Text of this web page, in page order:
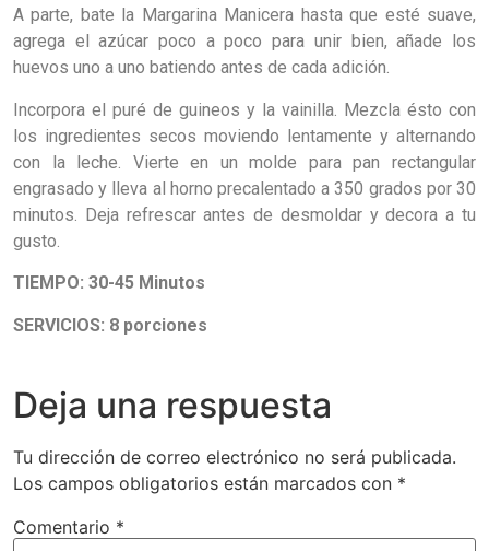
A parte, bate la Margarina Manicera hasta que esté suave,
agrega el azúcar poco a poco para unir bien, añade los
huevos uno a uno batiendo antes de cada adición.
Incorpora el puré de guineos y la vainilla. Mezcla ésto con
los ingredientes secos moviendo lentamente y alternando
con la leche. Vierte en un molde para pan rectangular
engrasado y lleva al horno precalentado a 350 grados por 30
minutos. Deja refrescar antes de desmoldar y decora a tu
gusto.
TIEMPO: 30-45 Minutos
SERVICIOS: 8 porciones
Deja una respuesta
Tu dirección de correo electrónico no será publicada.
Los campos obligatorios están marcados con *
Comentario *